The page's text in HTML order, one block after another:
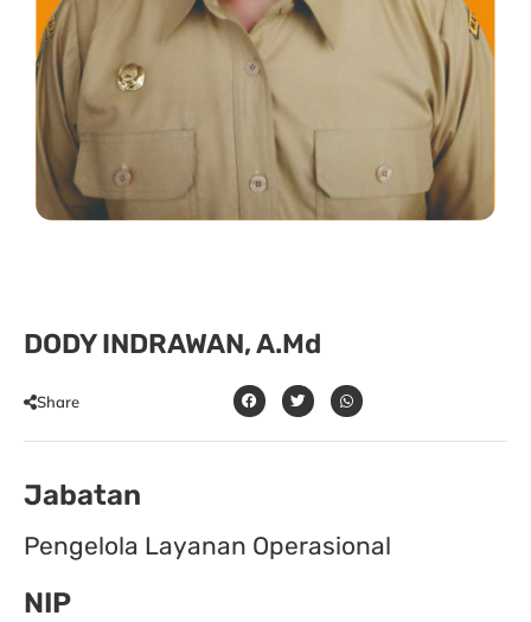
DODY INDRAWAN, A.Md
Share
Jabatan
Pengelola Layanan Operasional
NIP